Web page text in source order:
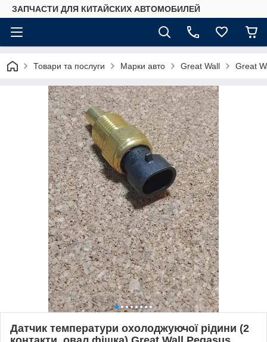
ЗАПЧАСТИ ДЛЯ КИТАЙСКИХ АВТОМОБИЛЕЙ
Товари та послуги Марки авто Great Wall Great
Датчик температури охолоджуючої рідини (2